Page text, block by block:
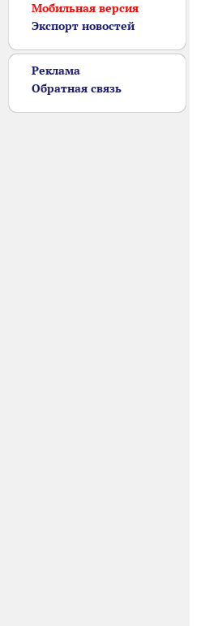
Мобильная версия
Экспорт новостей
Реклама
Обратная связь